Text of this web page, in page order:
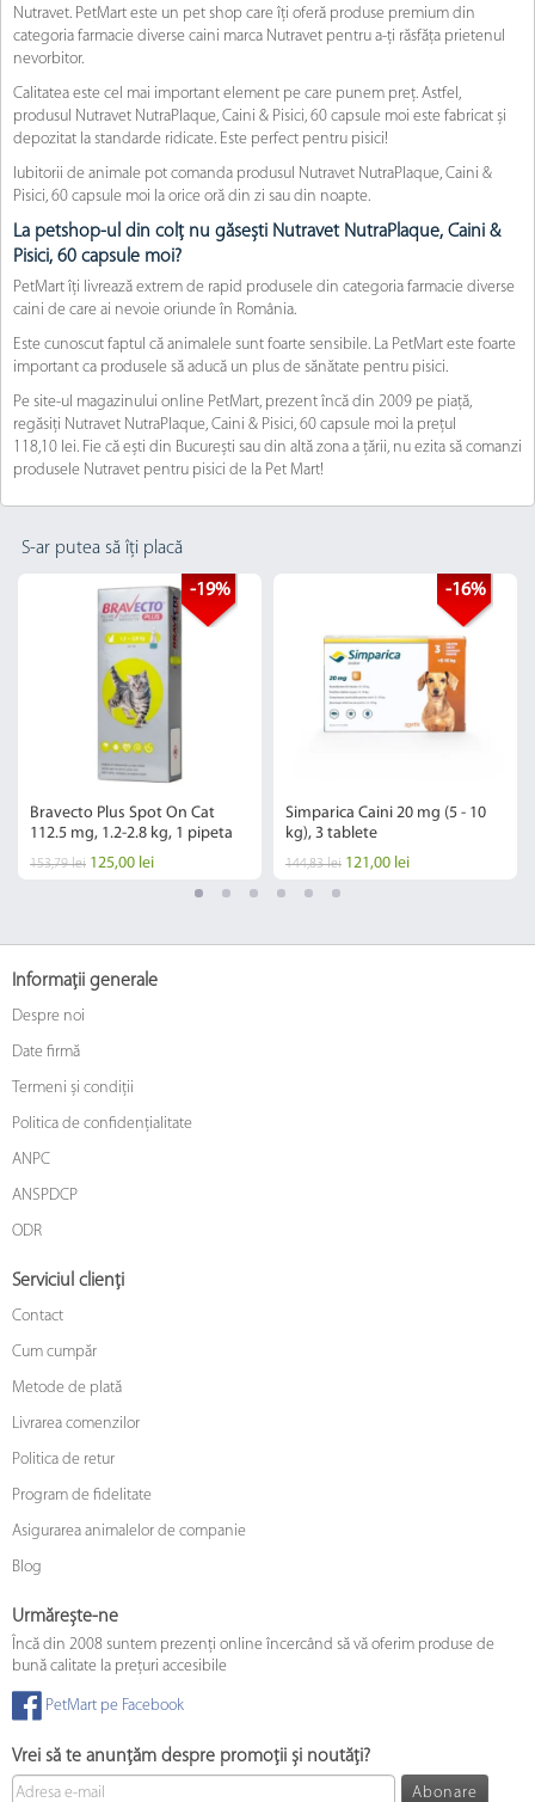
Nutravet. PetMart este un pet shop care îți oferă produse premium din
categoria farmacie diverse caini marca Nutravet pentru a-ți răsfăța prietenul
nevorbitor.
Calitatea este cel mai important element pe care punem preț. Astfel,
produsul Nutravet NutraPlaque, Caini & Pisici, 60 capsule moi este fabricat și
depozitat la standarde ridicate. Este perfect pentru pisici!
Iubitorii de animale pot comanda produsul Nutravet NutraPlaque, Caini &
Pisici, 60 capsule moi la orice oră din zi sau din noapte.
La petshop-ul din colț nu găsești Nutravet NutraPlaque, Caini &
Pisici, 60 capsule moi?
PetMart îți livrează extrem de rapid produsele din categoria farmacie diverse
caini de care ai nevoie oriunde în România.
Este cunoscut faptul că animalele sunt foarte sensibile. La PetMart este foarte
important ca produsele să aducă un plus de sănătate pentru pisici.
Pe site-ul magazinului online PetMart, prezent încă din 2009 pe piață,
regăsiți Nutravet NutraPlaque, Caini & Pisici, 60 capsule moi la prețul
118,10 lei. Fie că ești din București sau din altă zona a țării, nu ezita să comanzi
produsele Nutravet pentru pisici de la Pet Mart!
S-ar putea să îți placă
-19%
Bravecto Plus Spot On Cat
112.5 mg, 1.2-2.8 kg, 1 pipeta
153,79 lei 125,00 lei
-16%
Simparica Caini 20 mg (5 - 10
kg), 3 tablete
144,83 lei 121,00 lei
Informații generale
Despre noi
Date firmă
Termeni și condiții
Politica de confidențialitate
ANPC
ANSPDCP
ODR
Serviciul clienți
Contact
Cum cumpăr
Metode de plată
Livrarea comenzilor
Politica de retur
Program de fidelitate
Asigurarea animalelor de companie
Blog
Urmărește-ne
Încă din 2008 suntem prezenți online încercând să vă oferim produse de
bună calitate la prețuri accesibile
PetMart pe Facebook
Vrei să te anunțăm despre promoții și noutăți?
Abonare